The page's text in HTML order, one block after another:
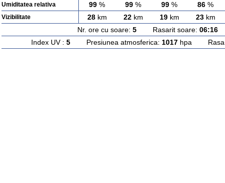
Umiditatea relativa 99 % 99 % 99 % 86 %
Vizibilitate 28km 22km 19km 23km
Nr. ore cu soare: 5Rasarit soare: 06:16
Index UV : 5Presiunea atmosferica: 1017hpa